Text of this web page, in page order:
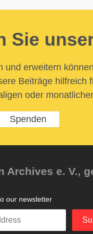
Sie
und erweitern
Beiträge hilfreich
oder
Spenden
e. V.,
our newsletter